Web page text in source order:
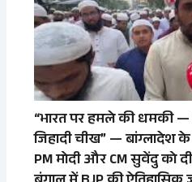
“भारत पर हमले की धमकी
जिहादी चीख” — बांग्लादेश
PM मोदी और CM सुवेंदु को